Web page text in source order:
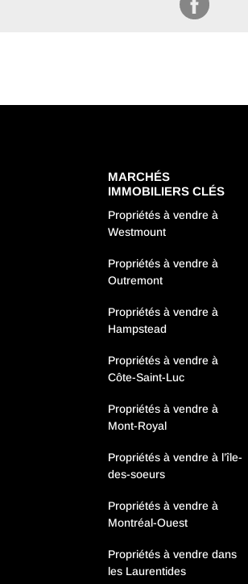
MARCHÉS
IMMOBILIERS CLÉS
Propriétés à vendre à
Westmount
Propriétés à vendre à
Outremont
Propriétés à vendre à
Hampstead
Propriétés à vendre à
Côte-Saint-Luc
Propriétés à vendre à
Mont-Royal
Propriétés à vendre à l’île-
des-soeurs
Propriétés à vendre à
Montréal-Ouest
Propriétés à vendre dans
les Laurentides